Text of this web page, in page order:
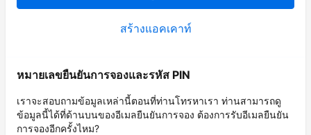
สร้างแอคเคาท์
หมายเลขยืนยันการจองและรหัส PIN
เราจะสอบถามข้อมูลเหล่านี้ตอนที่ท่านโทรหาเรา ท่านสามารถดู
ข้อมูลนี้ได้ที่ด้านบนของอีเมลยืนยันการจอง ต้องการรับอีเมลยืนยัน
การจองอีกครั้งไหม?